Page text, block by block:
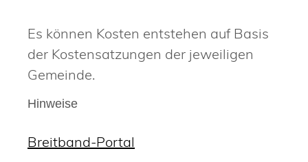
Es können Kosten entstehen auf Basis
der Kostensatzungen der jeweiligen
Gemeinde.
Hinweise
Breitband-Portal